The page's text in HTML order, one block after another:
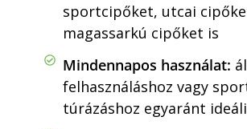
sportcipőket, utcai
magassarkú cipőket is
Mindennapos használat:
felhasználáshoz vagy
túrázáshoz egyaránt